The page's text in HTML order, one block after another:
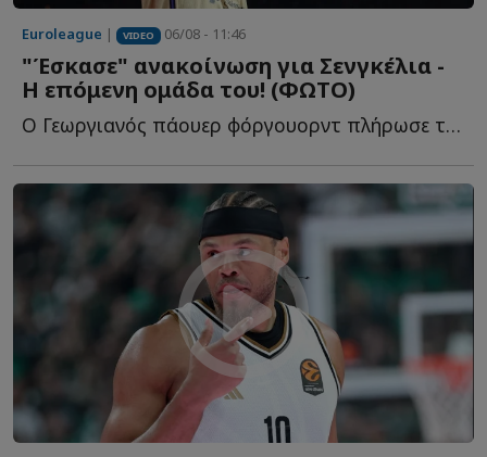
Euroleague | VIDEO 06/08 - 11:46
"Έσκασε" ανακοίνωση για Σενγκέλια -
Η επόμενη ομάδα του! (ΦΩΤΟ)
Ο Γεωργιανός πάουερ φόργουορντ πλήρωσε το buy out του σ...